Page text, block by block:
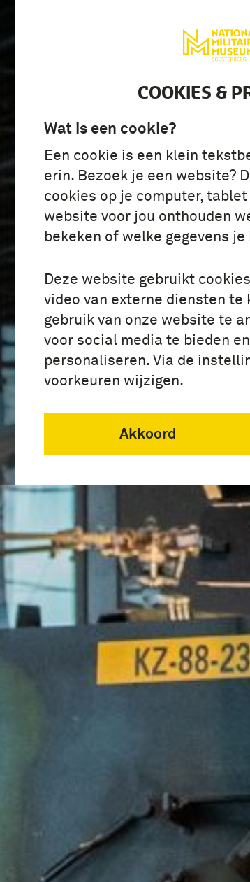
COOKIES &
Wat is een cookie?
Een cookie is een klein
erin. Bezoek je een website?
cookies op je computer,
website voor jou onthouden
bekeken of welke gegevens
Deze website gebruikt
video van externe diensten te
gebruik van onze website te
voor social media te bieden
personaliseren. Via de
voorkeuren wijzigen.
Akkoord